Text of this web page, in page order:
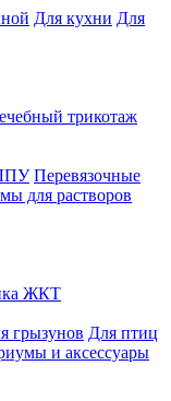
Для кухни Для
трикотаж
Перевязочные
для растворов
ЖКТ
грызунов Для птиц
и аксессуары